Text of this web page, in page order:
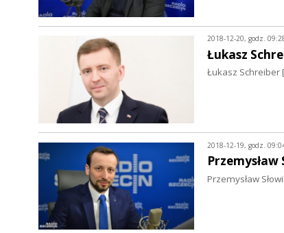
2018-12-20, godz.
Łukasz
Łukasz
2018-12-19, godz.
Przemysław
Przemysław